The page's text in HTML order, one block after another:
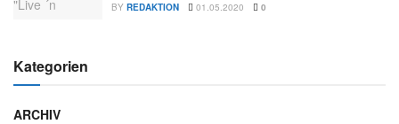
BY REDAKTION 01.05.2020 0
Kategorien
ARCHIV